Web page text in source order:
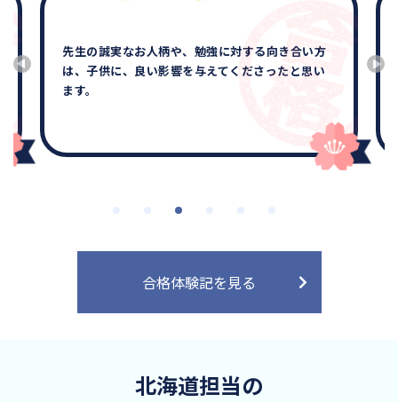
い
のでは？と不安に思いましたが、サクシードはそ
の不安を全て解消して安心して、決められまし
た。
合格体験記を見る
北海道担当の